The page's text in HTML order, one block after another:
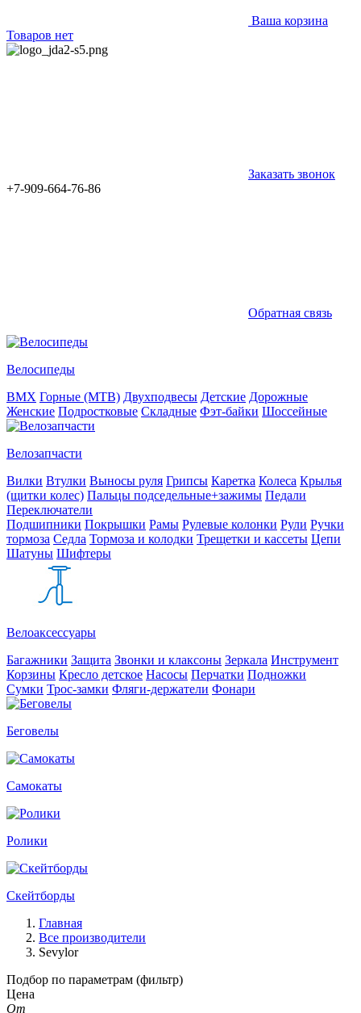
Ваша корзина
Товаров нет
Заказать звонок
+7-909-664-76-86
Обратная связь
Велосипеды
BMX Горные (MTB) Двухподвесы Детские Дорожные
Женские Подростковые Складные Фэт-байки Шоссейные
Велозапчасти
Вилки Втулки Выносы руля Грипсы Каретка Колеса Крылья
(щитки колес) Пальцы подседельные+зажимы Педали
Переключатели
Подшипники Покрышки Рамы Рулевые колонки Рули Ручки
тормоза Седла Тормоза и колодки Трещетки и кассеты Цепи
Шатуны Шифтеры
Велоаксессуары
Багажники Защита Звонки и клаксоны Зеркала Инструмент
Корзины Кресло детское Насосы Перчатки Подножки
Сумки Трос-замки Фляги-держатели Фонари
Беговелы
Самокаты
Ролики
Скейтборды
Главная
Все производители
Sevylor
Подбор по параметрам (фильтр)
Цена
От